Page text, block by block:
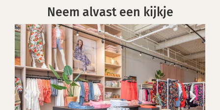
Neem alvast een kijkje